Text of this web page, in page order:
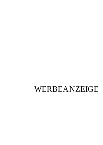
WERBEANZEIGE